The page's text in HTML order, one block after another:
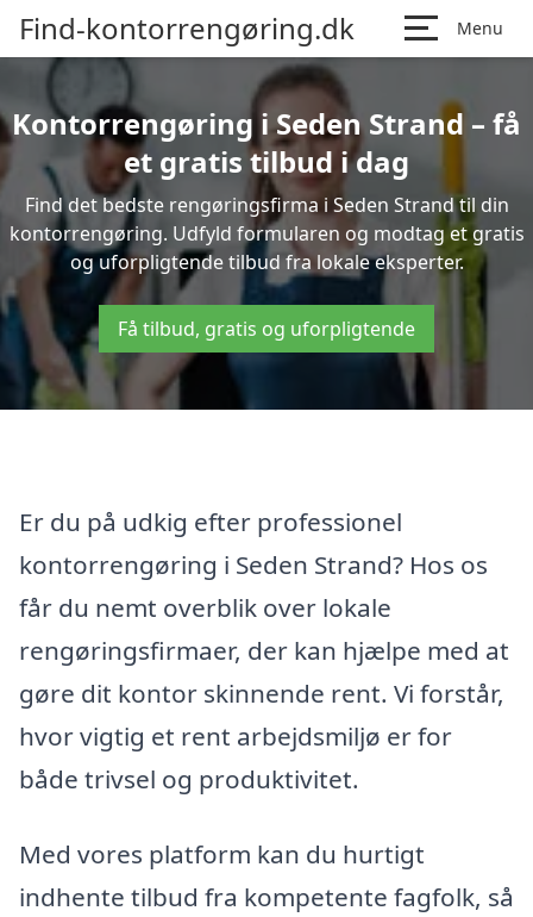
Find-kontorrengøring.dk Menu
Kontorrengøring i Seden Strand – få
et gratis tilbud i dag
Find det bedste rengøringsfirma i Seden Strand til din
kontorrengøring. Udfyld formularen og modtag et gratis
og uforpligtende tilbud fra lokale eksperter.
Få tilbud, gratis og uforpligtende
Er du på udkig efter professionel
kontorrengøring i Seden Strand? Hos os
får du nemt overblik over lokale
rengøringsfirmaer, der kan hjælpe med at
gøre dit kontor skinnende rent. Vi forstår,
hvor vigtig et rent arbejdsmiljø er for
både trivsel og produktivitet.
Med vores platform kan du hurtigt
indhente tilbud fra kompetente fagfolk, så